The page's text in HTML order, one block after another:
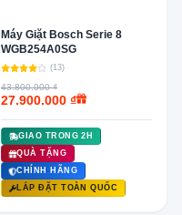
Máy Giặt Bosch Serie 8
WGB254A0SG
(13)
43.800.000 ₫
27.900.000 ₫
GIAO TRONG 2H
QUÀ TẶNG
CHÍNH HÃNG
LẮP ĐẶT TOÀN QUỐC